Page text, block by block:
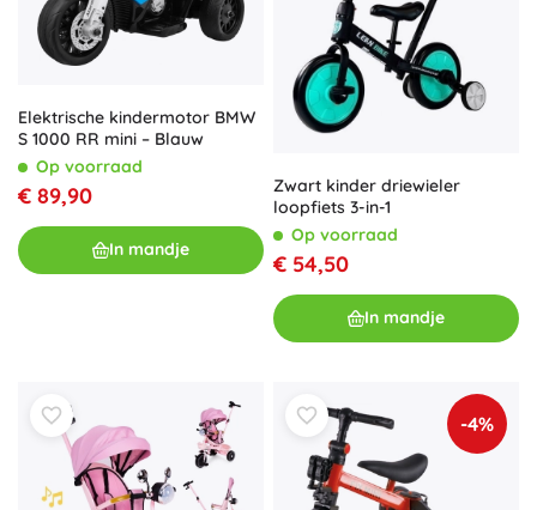
Elektrische kindermotor BMW
S 1000 RR mini – Blauw
Op voorraad
€ 89,90
In mandje
Zwart kinder driewieler
loopfiets 3-in-1
Op voorraad
€ 54,50
In mandje
-4%